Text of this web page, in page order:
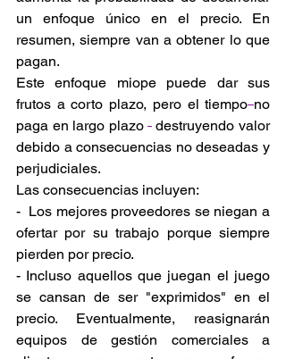
un enfoque único en el precio. En
resumen, siempre van a obtener lo que
pagan.
Este enfoque miope puede dar sus
frutos a corto plazo, pero el tiempo no
paga en largo plazo
destruyendo valor
debido a consecuencias no deseadas y
perjudiciales.
Las consecuencias incluyen:
-  Los mejores proveedores se niegan a
ofertar por su trabajo porque siempre
pierden por precio.
- Incluso aquellos que juegan el juego
se cansan de ser "exprimidos" en el
precio. Eventualmente, reasignarán
equipos de gestión comerciales a